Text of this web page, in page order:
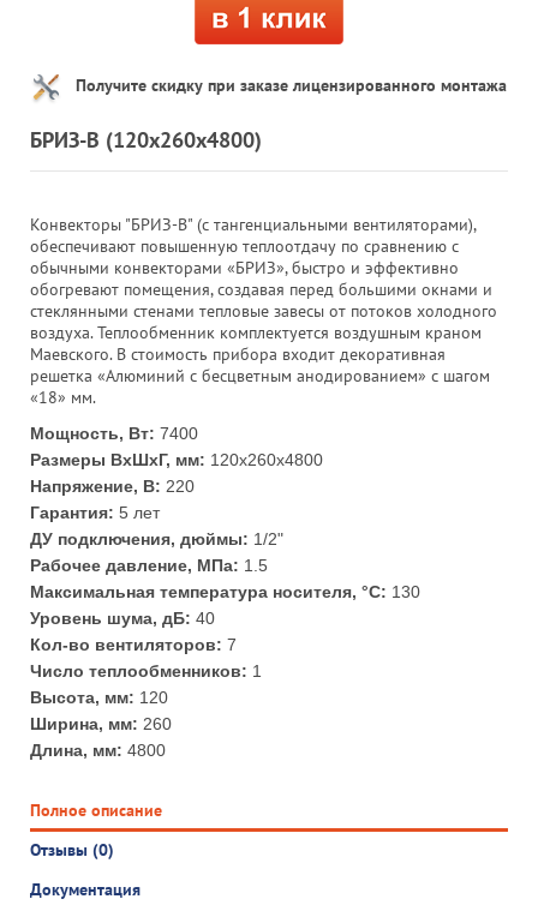
Получите скидку при заказе лицензированного монтажа
БРИЗ-В (120х260х4800)
Конвекторы "БРИЗ-В" (с тангенциальными вентиляторами),
обеспечивают повышенную теплоотдачу по сравнению с
обычными конвекторами «БРИЗ», быстро и эффективно
обогревают помещения, создавая перед большими окнами и
стеклянными стенами тепловые завесы от потоков холодного
воздуха. Теплообменник комплектуется воздушным краном
Маевского. В стоимость прибора входит декоративная
решетка «Алюминий с бесцветным анодированием» с шагом
«18» мм.
Мощность, Вт: 7400
Размеры ВхШхГ, мм: 120х260х4800
Напряжение, В: 220
Гарантия: 5 лет
ДУ подключения, дюймы: 1/2"
Рабочее давление, МПа: 1.5
Максимальная температура носителя, °С: 130
Уровень шума, дБ: 40
Кол-во вентиляторов: 7
Число теплообменников: 1
Высота, мм: 120
Ширина, мм: 260
Длина, мм: 4800
Полное описание
Отзывы (0)
Документация